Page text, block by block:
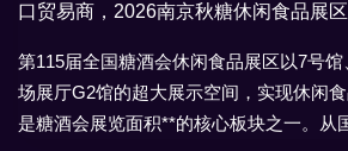
口贸易商，2026南京秋糖休闲食品展
第115届全国糖酒会休闲食品展区以7号
场展厅G2馆的超大展示空间，实现休闲
是糖酒会展览面积**的核心板块之一。从